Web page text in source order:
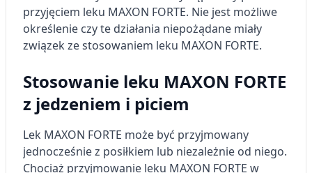
przyjęciem leku MAXON FORTE. Nie jest możliwe
określenie czy te działania niepożądane miały
związek ze stosowaniem leku MAXON FORTE.
Stosowanie leku MAXON FORTE
z jedzeniem i piciem
Lek MAXON FORTE może być przyjmowany
jednocześnie z posiłkiem lub niezależnie od niego.
Chociaż przyjmowanie leku MAXON FORTE w